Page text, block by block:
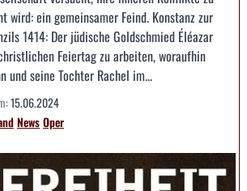
wird: ein gemeinsamer Feind. Konstanz zur
1414: Der jüdische Goldschmied Éléazar
Feiertag zu arbeiten, woraufhin
und seine Tochter Rachel im...
15.06.2024
NewsOper